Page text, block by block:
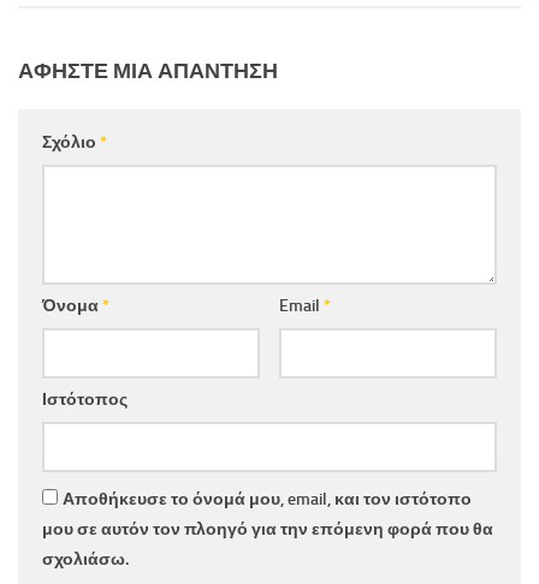
ΑΦΉΣΤΕ ΜΙΑ ΑΠΆΝΤΗΣΗ
Σχόλιο *
Όνομα* Email *
Ιστότοπος
Αποθήκευσε το όνομά μου, email, και τον ιστότοπο
μου σε αυτόν τον πλοηγό για την επόμενη φορά που θα
σχολιάσω.